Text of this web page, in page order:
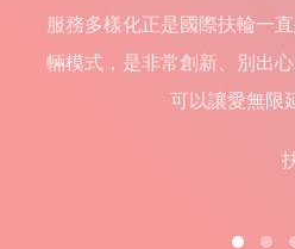
服務多樣化正是國際扶輪一
輛模式，是非常創新、別出
可以讓愛無限